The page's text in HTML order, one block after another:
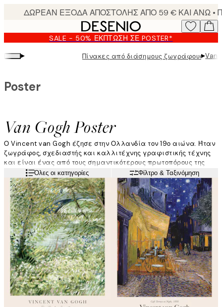
content.
SALE - 50% ΈΚΠΤΩΣΗ ΣΕ POSTER*
▸ Πίνακες από διάσημους ζωγράφους▸Van
Van Gogh Poster
Poster
Ο Vincent van Gogh έζησε στην Ολλανδία τον 19ο αιώνα. Ήταν
ζωγράφος, σχεδιαστής και καλλιτέχνης γραφιστικής τέχνης
και είναι ένας από τους σημαντικότερους πρωτοπόρους της
σύγχρονης τέχνης και του εξπρεσιονισμού. Ανακαλύψτε
εμβληματικά poster του Van Gogh εδώ!
Διαβάστε περισσότερα
Όλες οι κατηγορίες Φίλτρο & Ταξινόμηση